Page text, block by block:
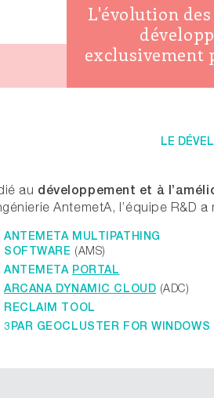
L'évolution
exclusivement
LE
au développement et à
AntemetA, l’équipe R&D
ANTEMETA MULTIPATHING
SOFTWARE (AMS)
ANTEMETA PORTAL
ARCANA DYNAMIC CLOUD (ADC)
RECLAIM TOOL
3PAR GEOCLUSTER FOR WINDOWS